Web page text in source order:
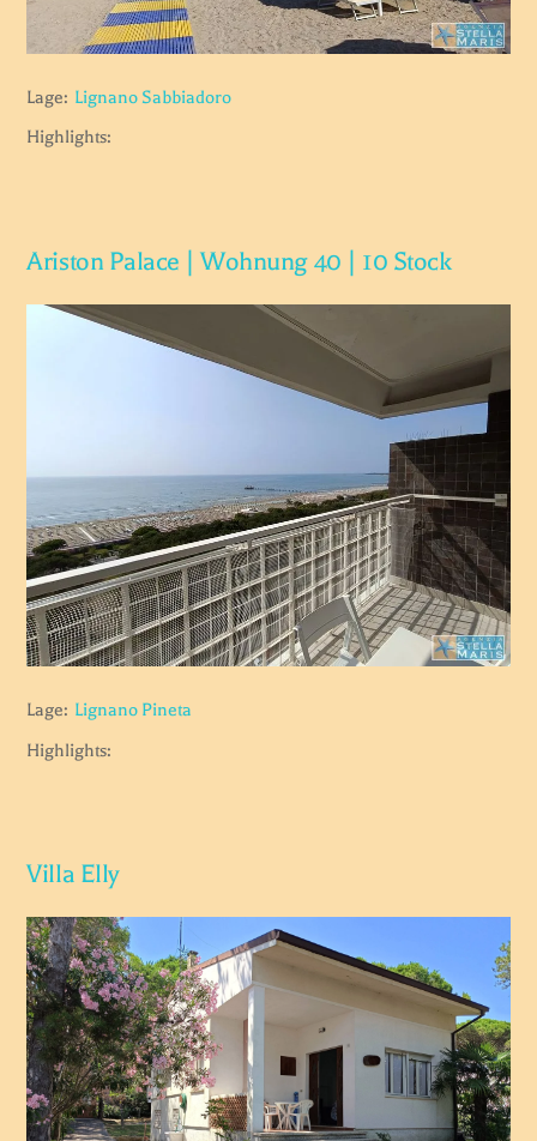
Lage: Lignano Sabbiadoro
Highlights:
Ariston Palace | Wohnung 40 | 10 Stock
Lage: Lignano Pineta
Highlights:
Villa Elly